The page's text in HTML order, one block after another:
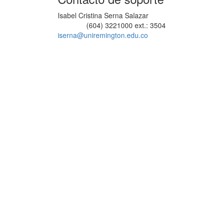
Isabel Cristina Serna Salazar
(604) 3221000 ext.: 3504
iserna@uniremington.edu.co